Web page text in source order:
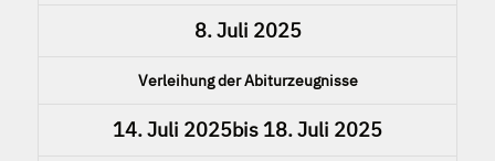
8. Juli 2025
Verleihung der Abiturzeugnisse
14. Juli 2025bis 18. Juli 2025